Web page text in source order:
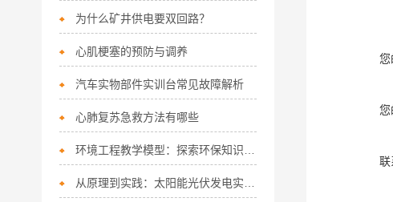
您
您
联
为什么矿井供电要双回路？
心肌梗塞的预防与调养
汽车实物部件实训台常见故障解析
心肺复苏急救方法有哪些